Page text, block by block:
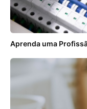
Aprenda uma